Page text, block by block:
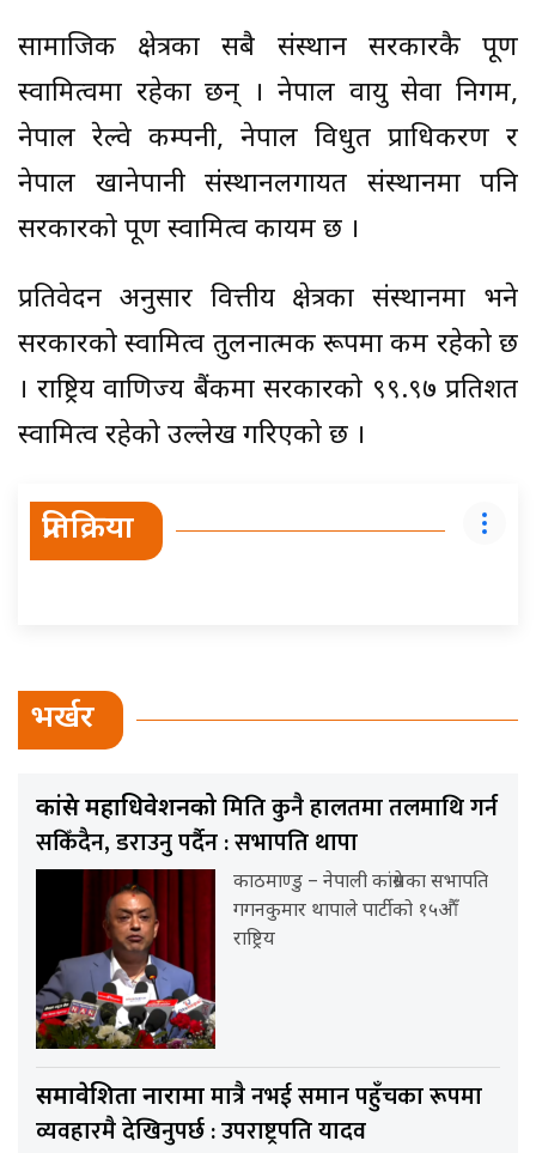
सामाजिक क्षेत्रका सबै संस्थान सरकारकै पूर्ण
स्वामित्वमा रहेका छन् । नेपाल वायु सेवा निगम,
नेपाल रेल्वे कम्पनी, नेपाल विधुत प्राधिकरण र
नेपाल खानेपानी संस्थानलगायत संस्थानमा पनि
सरकारको पूर्ण स्वामित्व कायम छ ।
प्रतिवेदन अनुसार वित्तीय क्षेत्रका संस्थानमा भने
सरकारको स्वामित्व तुलनात्मक रूपमा कम रहेको छ
। राष्ट्रिय वाणिज्य बैंकमा सरकारको ९९.९७ प्रतिशत
स्वामित्व रहेको उल्लेख गरिएको छ ।
प्रतिक्रिया
भर्खर
कांग्रेस महाधिवेशनकोमिति कुनै हालतमा तलमाथि गर्न
सकिँदैन, डराउनु पर्दैन : सभापति थापा
काठमाण्डु – नेपाली कांग्रेसका सभापति
गगनकुमार थापाले पार्टीको १५औँ
राष्ट्रिय
समावेशिता नारामामात्रै नभई समान पहुँचका रूपमा
व्यवहारमै देखिनुपर्छ : उपराष्ट्रपति यादव